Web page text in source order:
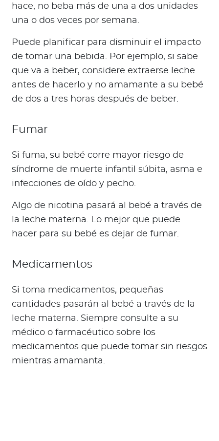
hace, no beba más de una a dos unidades
una o dos veces por semana.
Puede planificar para disminuir el impacto
de tomar una bebida. Por ejemplo, si sabe
que va a beber, considere extraerse leche
antes de hacerlo y no amamante a su bebé
de dos a tres horas después de beber.
Fumar
Si fuma, su bebé corre mayor riesgo de
síndrome de muerte infantil súbita, asma e
infecciones de oído y pecho.
Algo de nicotina pasará al bebé a través de
la leche materna. Lo mejor que puede
hacer para su bebé es dejar de fumar.
Medicamentos
Si toma medicamentos, pequeñas
cantidades pasarán al bebé a través de la
leche materna. Siempre consulte a su
médico o farmacéutico sobre los
medicamentos que puede tomar sin riesgos
mientras amamanta.